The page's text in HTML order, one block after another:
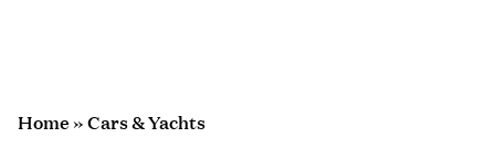
Home»Cars & Yachts